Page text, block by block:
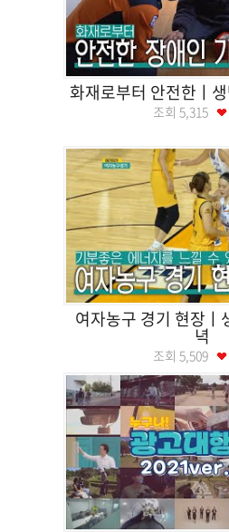
화재로부터 안전한ㅣ
조회 5,315
여자농구 경기 현장ㅣ
녁
조회 5,509